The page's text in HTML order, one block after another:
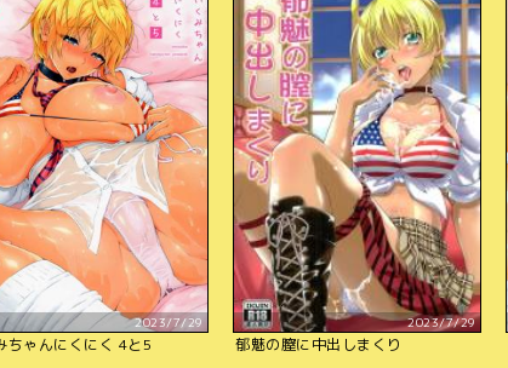
2023/7/29
ちゃんにくにく 4と5
2023/7/29
郁魅の膣に中出しまくり